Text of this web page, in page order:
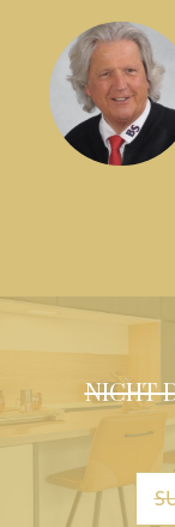
NICHT